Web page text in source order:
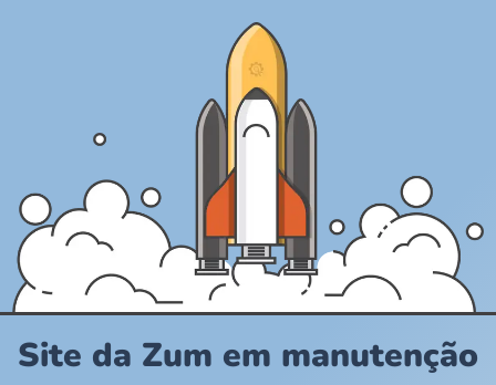
Site da Zum em manutenção